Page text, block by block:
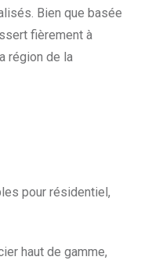
Bien que basée
fièrement à
région de la
pour résidentiel,
haut de gamme,